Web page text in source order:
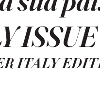
ISSUE
ITALY